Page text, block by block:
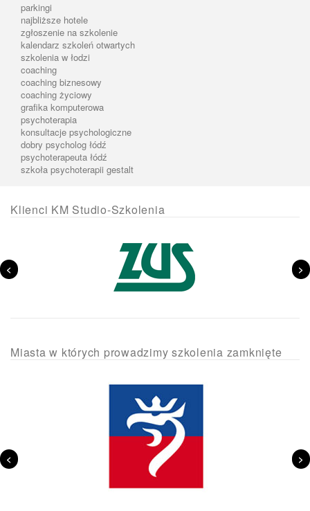
parkingi
najbliższe hotele
zgłoszenie na szkolenie
kalendarz szkoleń otwartych
szkolenia w łodzi
coaching
coaching biznesowy
coaching życiowy
grafika komputerowa
psychoterapia
konsultacje psychologiczne
dobry psycholog łódź
psychoterapeuta łódź
szkoła psychoterapii gestalt
Klienci KM Studio-Szkolenia
< >
Miasta w których prowadzimy szkolenia zamknięte
< >